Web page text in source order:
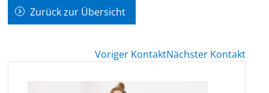
Zurück zur Übersicht
Voriger KontaktNächster Kontakt